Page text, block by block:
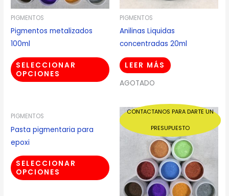
PIGMENTOS
Pigmentos metalizados
100ml
SELECCIONAR
OPCIONES
PIGMENTOS
Anilinas Liquidas
concentradas 20ml
LEER MÁS
AGOTADO
PIGMENTOS
Pasta pigmentaria para
epoxi
SELECCIONAR
OPCIONES
CONTACTANOS PARA DARTE UN
PRESUPUESTO